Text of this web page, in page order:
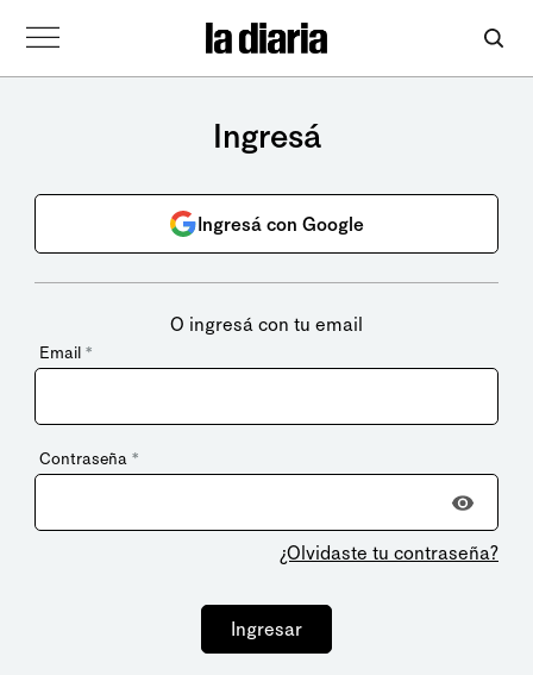
Ingresá
Ingresá con Google
O ingresá con tu email
Email *
Contraseña *
¿Olvidaste tu contraseña?
Ingresar